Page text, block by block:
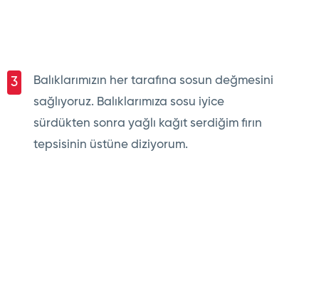
3
Balıklarımızın her tarafına sosun değmesini
sağlıyoruz. Balıklarımıza sosu iyice
sürdükten sonra yağlı kağıt serdiğim fırın
tepsisinin üstüne diziyorum.